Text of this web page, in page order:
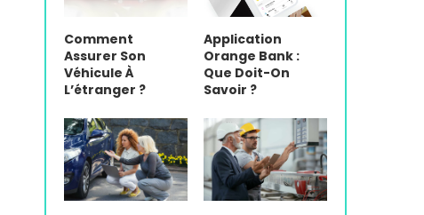
Comment
Assurer Son
Véhicule À
L’étranger ?
Application
Orange Bank :
Que Doit-On
Savoir ?